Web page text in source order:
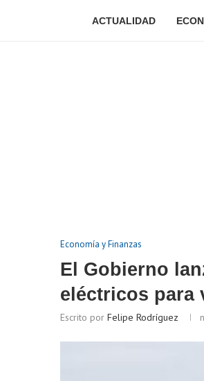
ACTUALIDAD
Economía y Finanzas
El Gobierno
eléctricos para
Escrito por Felipe Rodríguez